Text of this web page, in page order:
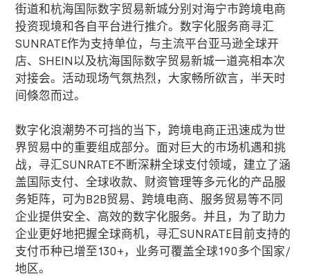
街道和杭海国际数字贸易新城分别对海宁市跨境电商
投资现境和各自平台进行推介。数字化服务商寻汇
SUNRATE作为支持单位，与主流平台亚马逊全球开
店、SHEIN以及杭海国际数字贸易新城一道亮相本次
对接会。活动现场气氛热烈，大家畅所欲言，半天时
间倏忽而过。
数字化浪潮势不可挡的当下，跨境电商正迅速成为世
界贸易中的重要组成部分。面对巨大的市场机遇和挑
战，寻汇SUNRATE不断深耕全球支付领域，建立了涵
盖国际支付、全球收款、财资管理等多元化的产品服
务矩阵，可为B2B贸易、跨境电商、服务贸易等不同
企业提供安全、高效的数字化服务。并且，为了助力
企业更好地把握全球商机，寻汇SUNRATE 目前支持的
支付币种已增至130+ ，业务可覆盖全球190多个国家/
地区。